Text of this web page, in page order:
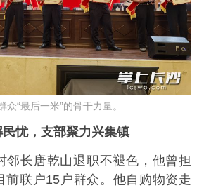
众“最后一米”的骨干力量。
民忧，支部聚力兴集镇
邻长唐乾山退职不褪色，他曾担
前联户15户群众。他自购物资走